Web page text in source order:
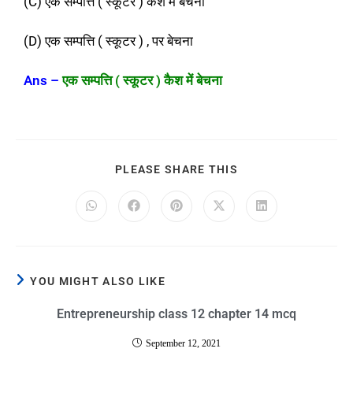
(D) एक सम्पत्ति ( स्कूटर ) , पर बेचना
Ans – एक सम्पत्ति ( स्कूटर ) कैश में बेचना
PLEASE SHARE THIS
YOU MIGHT ALSO LIKE
Entrepreneurship class 12 chapter 14 mcq
September 12, 2021